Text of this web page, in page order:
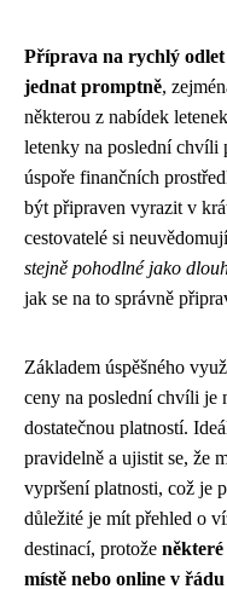
Příprava na rychlý odlet
jednat promptně,
některou z nabídek
letenky na poslední chvíli
úspoře finančních
být připraven vyrazit v
cestovatelé si
stejně pohodlné jako
jak se na to správně
Základem úspěšného
ceny na poslední chvíli je
dostatečnou platností.
pravidelně a ujistit se, že
vypršení platnosti, což je
důležité je mít přehled o
destinací, protože
místě nebo online v